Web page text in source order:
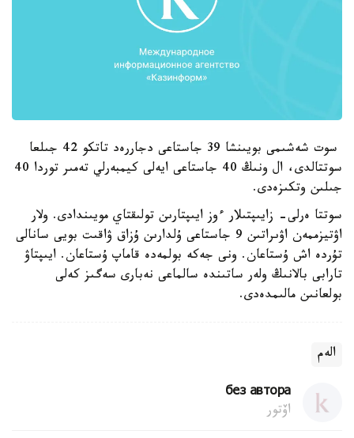
سوت شەشىمى بويىنشا 39 جاستاعى دجاررەد تاتكو 42 جىلعا
سوتتالدى، ال ونىڭ 40 جاستاعى ايەلى كيمبەرلي تەمىر توردا 40
جىلىن وتكىزەدى.
سوتتا ەرلى- زايىپتىلار ءوز ايىپتارىن تولىقتاي مويىندادى. ولار
اۋتيزممەن اۋىراتىن 9 جاستاعى ۇلدارىن ۇزاق ۋاقىت بويى سانالى
تۇردە اش ۇستاعان. ونى جەكە بولمەدە قاماپ ۇستاعان. ايىپتاۋ
تارابى بالانىڭ ولەر ساتىندە سالماعى نەبارى سەگىز كەلى
بولعانىن مالىمدەدى.
الەم
без автора
اۆتور